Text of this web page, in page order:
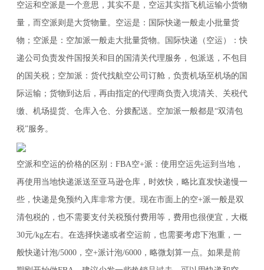
空运和空派是一个意思，其实不是，空运其实指飞机运输小货物
量，而空派则是大货物量。空运是：国际快递一般走小批量货
物；空派是：空加派一般走大批量货物。国际快递（空运）：快
递公司负责发件国报关和目的国清关代理服务，包派送，不包目
的国关税；空加派：货代找航空公司订舱，负责机场至机场的国
际运输；货物到达后，再由指定的代理商负责入境清关、关税代
缴、机场提货、仓库入仓、分拨配送。空加派一般都是“双清包
税”服务。
空派和空运的价格的区别：FBA空+派：使用空运先运到当地，
再使用当地快递派送至亚马逊仓库，时效快，略比直发快递慢一
些，快递是免预约入库非常方便。现在市面上的空+派一般是双
清包税的，也不需要支付关税预付费用等，费用也很便宜，大概
30元/kg左右。在选择快递或者空运前，也需要考虑下泡重，一
般快递计泡/5000，空+派计泡/6000，略微划算一点。如果是前